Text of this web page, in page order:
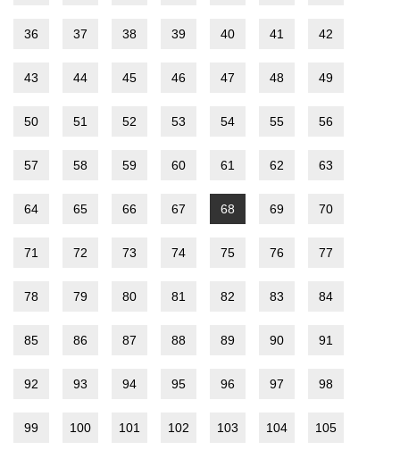
36 37 38 39 40 41 42
43 44 45 46 47 48 49
50 51 52 53 54 55 56
57 58 59 60 61 62 63
64 65 66 67 68 69 70
71 72 73 74 75 76 77
78 79 80 81 82 83 84
85 86 87 88 89 90 91
92 93 94 95 96 97 98
99 100 101 102 103 104 105